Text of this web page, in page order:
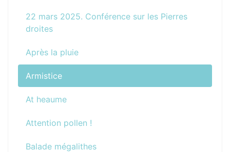
22 mars 2025. Conférence sur les Pierres
droites
Après la pluie
Armistice
At heaume
Attention pollen !
Balade mégalithes